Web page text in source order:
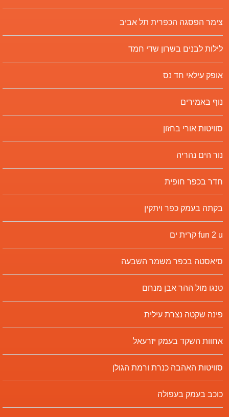
צימר הפסגה הכפרית תל אביב
לילות לבנים בשרון שדי חמד
אופק עילאי חד נס
נוף באמירים
סוויטות אורי בחזון
נור הים נהריה
חדר בכפר חופית
בקתה בעמק כפר ויתקין
fun 2 u קרית ים
סיאסטה בכפר משמר השבעה
טנגו מול ההר אבן מנחם
פינה שקטה נצרת עילית
אחוות השקד בעמק יזרעאל
סוויטות האהבה כנרת ורמת הגולן
כוכב בעמק בעפולה